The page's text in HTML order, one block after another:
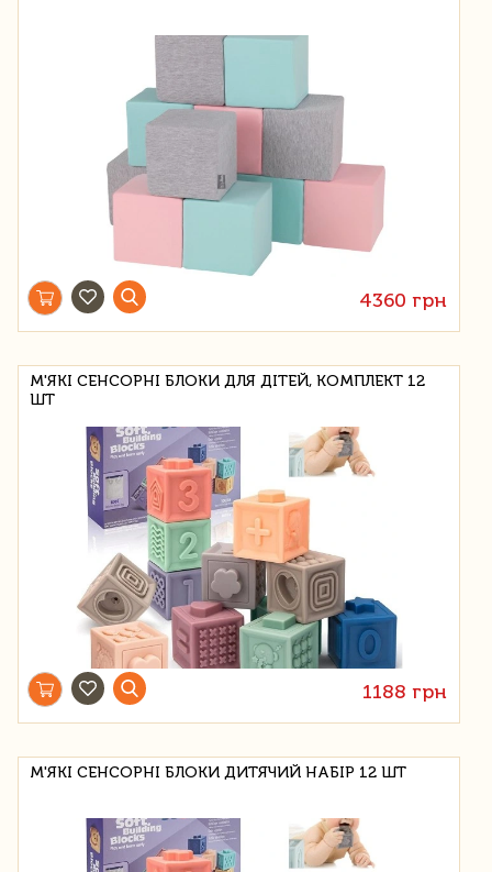
4360 грн
М'ЯКІ СЕНСОРНІ БЛОКИ ДЛЯ ДІТЕЙ, КОМПЛЕКТ 12
ШТ
1188 грн
М'ЯКІ СЕНСОРНІ БЛОКИ ДИТЯЧИЙ НАБІР 12 ШТ